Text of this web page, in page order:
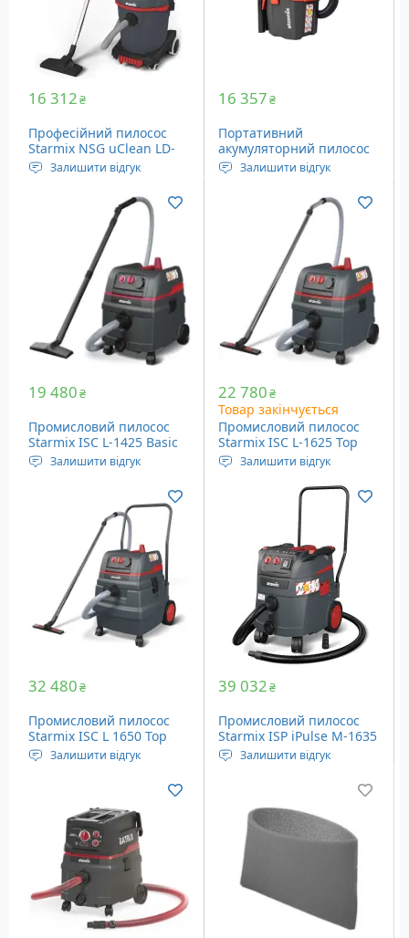
16 312₴
Професійний пилосос
Starmix NSG uClean LD-
1432 HMT (016276)
Залишити відгук
Живлення: Мережа
Ємність пилозбірника: 32
Вага: 8.3 кг
16 357₴
Портативний
акумуляторний пилосос
Starmix Smart L18V
(123455)
Залишити відгук
Ємність пилозбірника:
6.0/4.5/2.0 літрів
Вага: 4.2 кг
19 480₴
Промисловий пилосос
Starmix ISC L-1425 Basic
(018676)
Залишити відгук
Ємність пилозбірника: 25
Вага: 12.7 кг
22 780₴
Товар закінчується
Промисловий пилосос
Starmix ISC L-1625 Top
(018577)
Залишити відгук
Живлення: 230 Вольт
Ємність пилозбірника: 25
Вага: 12.7 кг
32 480₴
Промисловий пилосос
Starmix ISC L 1650 Top
(018584)
Залишити відгук
Ємність пилозбірника: 50
Вага: 18.3 кг
39 032₴
Промисловий пилосос
Starmix ISP iPulse M-1635
Safe Plus (018638)
Залишити відгук
Ємність пилозбірника: 35
літрів
Вага: 16.8 кг